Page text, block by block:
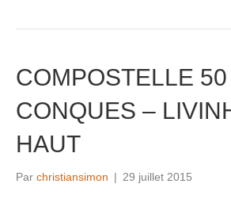
COMPOSTELLE 50
CONQUES –
HAUT
Par christiansimon | 29 juillet 2015